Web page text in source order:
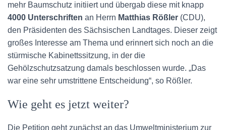
mehr Baumschutz initiiert und übergab diese mit knapp
4000 Unterschriften an Herrn Matthias Rößler (CDU),
den Präsidenten des Sächsischen Landtages. Dieser zeigt
großes Interesse am Thema und erinnert sich noch an die
stürmische Kabinettssitzung, in der die
Gehölzschutzsatzung damals beschlossen wurde. „Das
war eine sehr umstrittene Entscheidung“, so Rößler.
Wie geht es jetzt weiter?
Die Petition geht zunächst an das Umweltministerium zur